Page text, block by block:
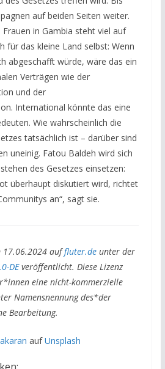
auf beiden Seiten weiter.
in Gambia steht viel auf
für das kleine Land selbst: Wenn
abgeschafft würde, wäre das ein
Verträgen wie der
und der
International könnte das eine
Wie wahrscheinlich die
tatsächlich ist – darüber sind
uneinig. Fatou Baldeh wird sich
des Gesetzes einsetzen:
überhaupt diskutiert wird, richtet
an“, sagt sie.
auffluter.deunter der
DEveröffentlicht. Diese Lizenz
eine nicht-kommerzielle
Namensnennung des*der
Bearbeitung.
aufUnsplash